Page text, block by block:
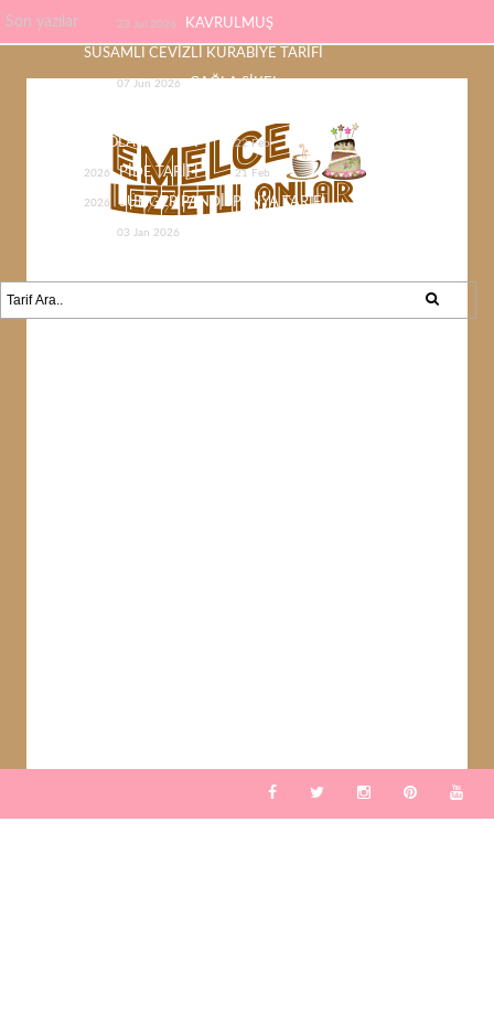
Son yazılar 23 Jul 2026 KAVRULMUŞ
SUSAMLI CEVİZLİ KURABİYE TARİFİ
07 Jun 2026 ÇAĞLA ŞİKEL
ÇİKOLATA TARİFİ 22 Feb
2026 PİDE TARİFİ 21 Feb
2026 SÜNGER PANDİSPANYA TARİFİ
03 Jan 2026